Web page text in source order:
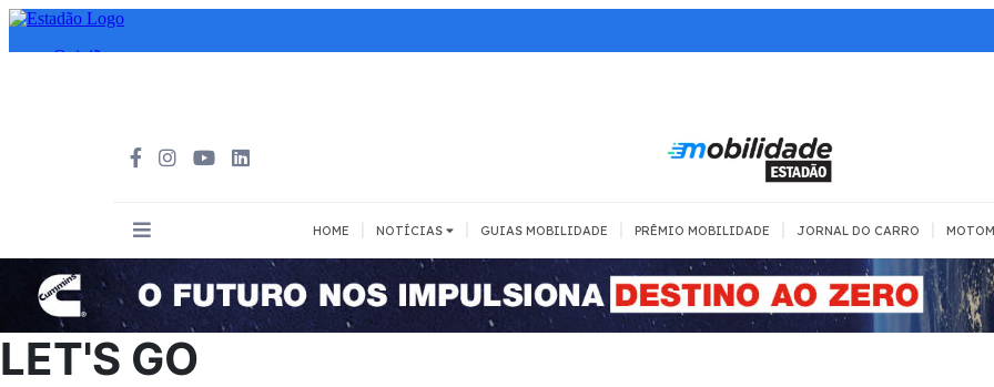
HOME NOTÍCIAS
INOVAÇÃO
Todos
MEIOS DE TRANSPORTE
Todos
MOBILIDADE COM
SEGURANÇA
MOBILIDADE
Todos
GUIAS MOBILIDADE PRÊMIO MOBILIDADE JORNAL DO CARRO
LET'S GO